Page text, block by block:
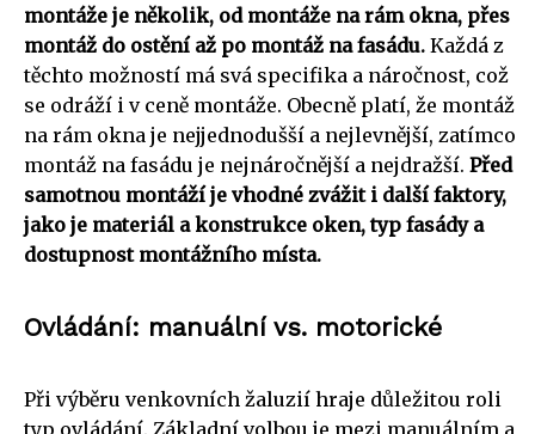
montáže je několik, od montáže na rám okna, přes
montáž do ostění až po montáž na fasádu. Každá z
těchto možností má svá specifika a náročnost, což
se odráží i v ceně montáže. Obecně platí, že montáž
na rám okna je nejjednodušší a nejlevnější, zatímco
montáž na fasádu je nejnáročnější a nejdražší. Před
samotnou montáží je vhodné zvážit i další faktory,
jako je materiál a konstrukce oken, typ fasády a
dostupnost montážního místa.
Ovládání: manuální vs. motorické
Při výběru venkovních žaluzií hraje důležitou roli